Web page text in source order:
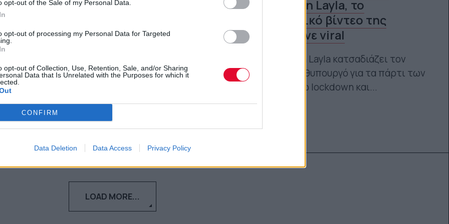
opt-out of the Sale of my Personal Data.
opt-out of processing my Personal Data for Targeted
opt-out of Collection, Use, Retention, Sale, and/or Sharing
Data that Is Unrelated with the Purposes for which it
CONFIRM
Data Deletion Data Access Privacy Policy
ξαναχτίζαμε αυτά τα μνημεία
με τουβλάκια LEGO;
Έχετε αναρωτηθεί ποτέ πόσα LEGO θα
χρειαζόμασταν για να ξαναφτιάξουμε το
Ναταλία Πετρίτη
20.01.2022
πεντάχρονη Layla, το
ξεκαρδιστικό βίντεο της
οποίας έγινε viral
Η πεντάχρονη Layla κατσαδιάζει τον
Βρετανό πρωθυπουργό για τα πάρτι των
Tories εν μέσω lockdown και...
LOAD MORE...